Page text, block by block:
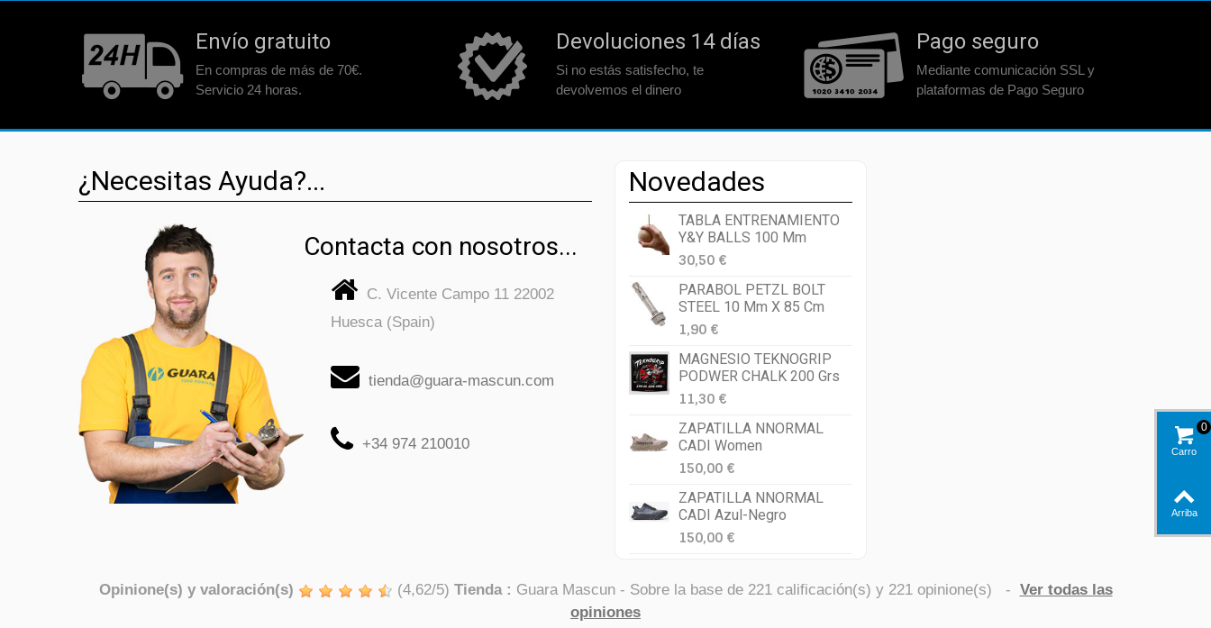
Envío gratuito
En compras de más de 70€.
Servicio 24 horas.
Devoluciones 14 días
Si no estás satisfecho, te
devolvemos el dinero
Pago seguro
Mediante comunicación SSL y
plataformas de Pago Seguro
¿Necesitas Ayuda?...
Contacta con nosotros...
C. Vicente Campo 11 22002
Huesca (Spain)
tienda@guara-mascun.com
+34 974 210010
Novedades
TABLA ENTRENAMIENTO
Y&Y BALLS 100 Mm
30,50 €
PARABOL PETZL BOLT
STEEL 10 Mm X 85 Cm
1,90 €
MAGNESIO TEKNOGRIP
PODWER CHALK 200 Grs
11,30 €
ZAPATILLA NNORMAL
CADI Women
150,00 €
ZAPATILLA NNORMAL
CADI Azul-Negro
150,00 €
Opinione(s) y valoración(s) (4,62/5) Tienda : Guara Mascun- Sobre la base de 221 calificación(s) y 221 opinione(s) - Ver todas las
opiniones
Carro
0
Arriba